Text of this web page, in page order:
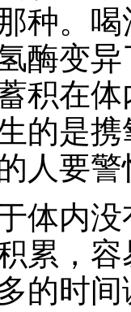
种。
酶变
积在
的是
人要
体内
累，
的时